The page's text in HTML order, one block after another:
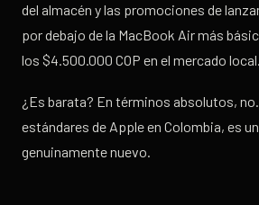
del almacén y las promociones de
por debajo de la MacBook Air más
los $4.500.000 COP en el mercado local.
¿Es barata? En términos absolutos,
estándares de Apple en Colombia, es
genuinamente nuevo.